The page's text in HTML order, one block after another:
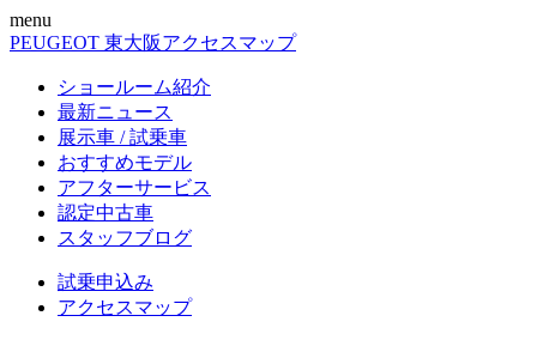
menu
PEUGEOT 東大阪アクセスマップ
ショールーム紹介
最新ニュース
展示車 / 試乗車
おすすめモデル
アフターサービス
認定中古車
スタッフブログ
試乗申込み
アクセスマップ